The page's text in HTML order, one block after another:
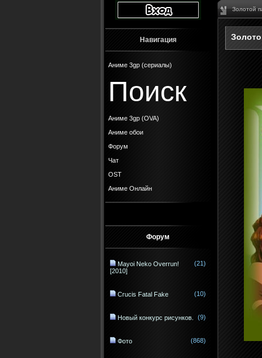
Навигация
Аниме 3gp (сериалы)
Поиск
Аниме 3gp (OVA)
Аниме обои
Форум
Чат
OST
Аниме Онлайн
Форум
Mayoi Neko Overrun!
[2010]
(21)
Crucis Fatal Fake (10)
Новый конкурс рисунков. (9)
Фото (868)
Золотой